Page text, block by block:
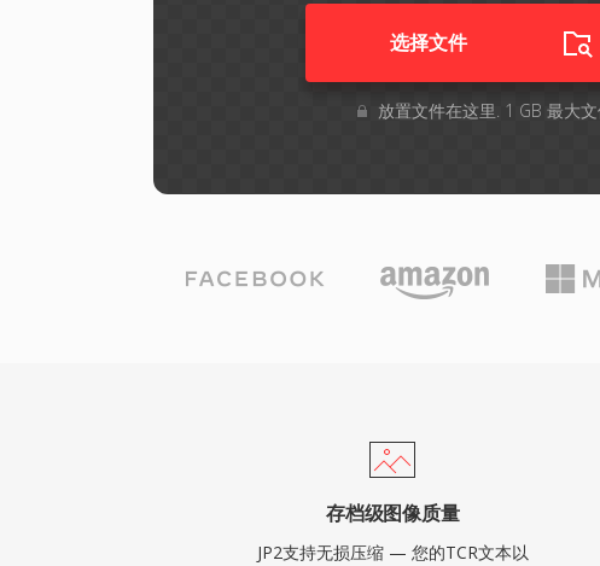
选择文件
放置文件在这里. 1 GB 最大
存档级图像质量
JP2支持无损压缩 — 您的TCR文本以